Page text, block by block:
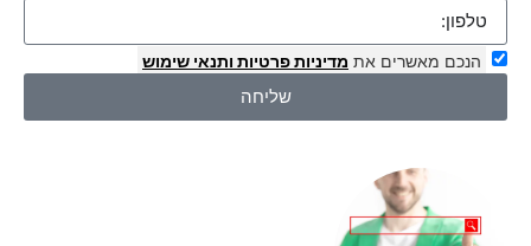
הנכם מאשרים את מדיניות פרטיות ותנאי שימוש
שליחה